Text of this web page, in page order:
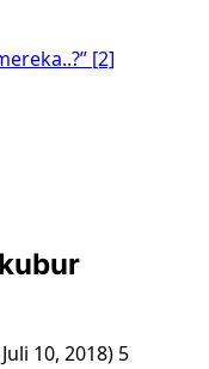
[2]
10, 2018) 5